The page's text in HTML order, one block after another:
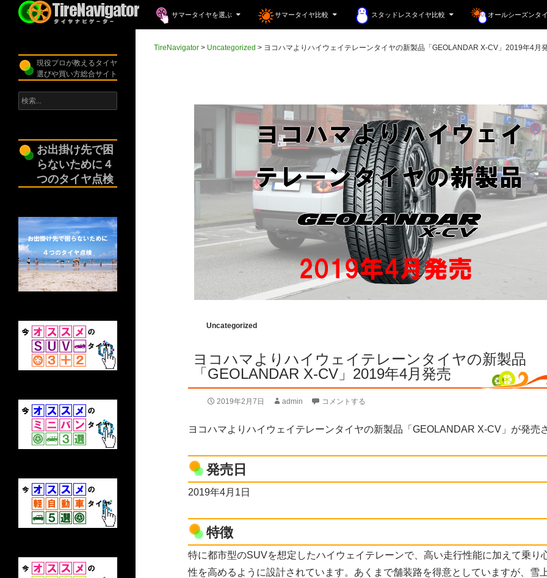
サマータイヤを選ぶ
サマータイヤ比較 スタッドレスタイヤ比較 オールシーズンタ
TireNavigator > Uncategorized > ヨコハマよりハイウェイテレーンタイヤの新製品「GEOLANDAR X-CV」2019年4月
Uncategorized
ヨコハマよりハイウェイテレーンタイヤの新製品
「GEOLANDAR X-CV」2019年4月発売
2019年2月7日 admin コメントする
ヨコハマよりハイウェイテレーンタイヤの新製品「GEOLANDAR X-CV」が発売
発売日
2019年4月1日
特徴
特に都市型のSUVを想定したハイウェイテレーンで、高い走行性能に加えて乗り
性を高めるように設計されています。あくまで舗装路を得意としていますが、雪
現役プロが教えるタイヤ
選びや買い方総合サイト
検
索:
お出掛け先で困
らないために４
つのタイヤ点検